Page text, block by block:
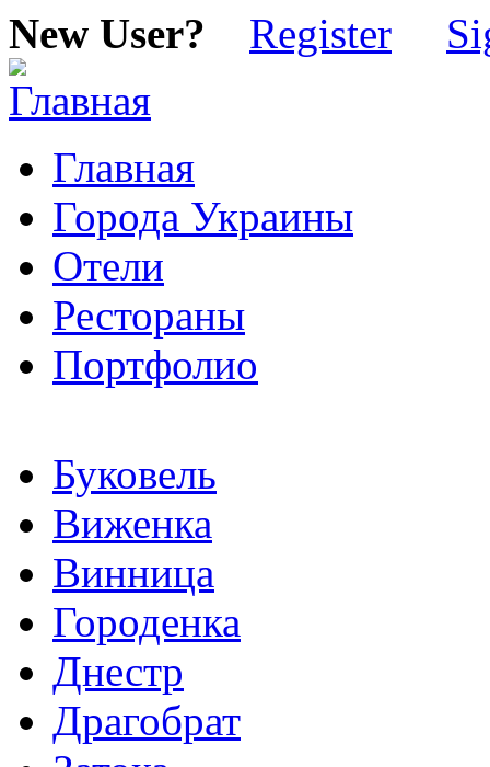
New User? Register
Главная
Города Украины
Отели
Рестораны
Портфолио
Буковель
Виженка
Винница
Городенка
Днестр
Драгобрат